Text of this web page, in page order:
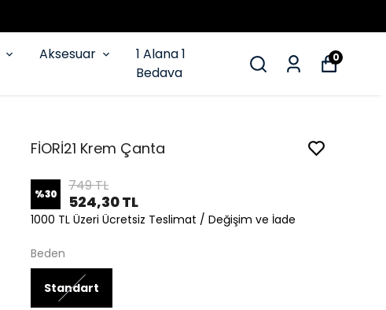
Aksesuar
1 Alana 1
Bedava
0
FİORİ21 Krem Çanta
%30 749 TL
524,30 TL
1000 TL Üzeri Ücretsiz Teslimat / Değişim ve İade
Beden
Standart